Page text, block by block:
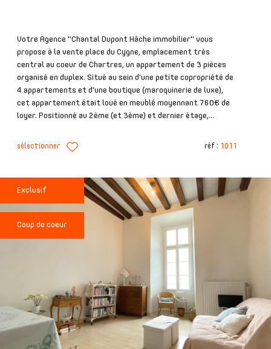
Votre Agence "Chantal Dupont Hâche immobilier" vous
propose à la vente place du Cygne, emplacement très
central au coeur de Chartres, un appartement de 3 pièces
organisé en duplex. Situé au sein d'une petite copropriété de
4 appartements et d'une boutique (maroquinerie de luxe),
cet appartement était loué en meublé moyennant 760€ de
loyer. Positionné au 2ème (et 3ème) et dernier étage,...
sélectionner réf : 1011
Exclusif
Coup de coeur